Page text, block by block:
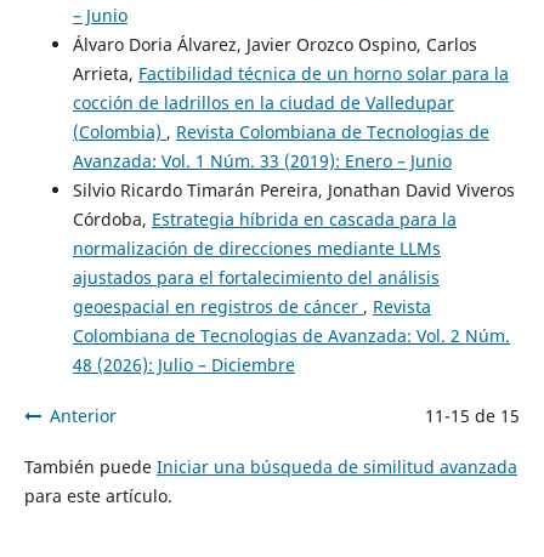
– Junio
Álvaro Doria Álvarez, Javier Orozco Ospino, Carlos
Arrieta, Factibilidad técnica de un horno solar para la
cocción de ladrillos en la ciudad de Valledupar
(Colombia) , Revista Colombiana de Tecnologias de
Avanzada: Vol. 1 Núm. 33 (2019): Enero – Junio
Silvio Ricardo Timarán Pereira, Jonathan David Viveros
Córdoba, Estrategia híbrida en cascada para la
normalización de direcciones mediante LLMs
ajustados para el fortalecimiento del análisis
geoespacial en registros de cáncer , Revista
Colombiana de Tecnologias de Avanzada: Vol. 2 Núm.
48 (2026): Julio – Diciembre
Anterior 11-15 de 15
También puede Iniciar una búsqueda de similitud avanzada
para este artículo.